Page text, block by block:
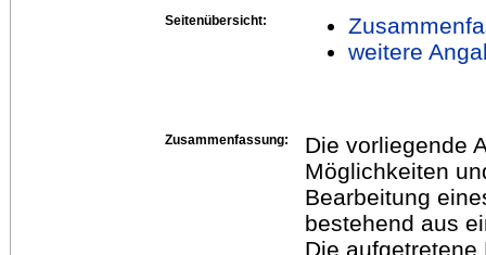
Seitenübersicht:
weitere
Zusammenfassung:
Die vorliegende
Möglichkeiten
Bearbeitung
bestehend aus
Die